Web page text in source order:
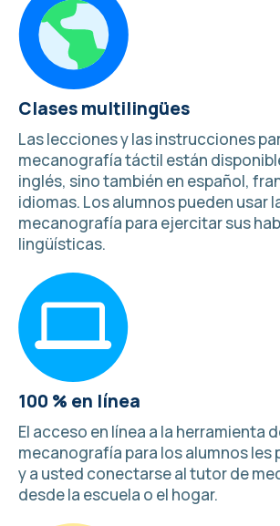
Clases multilingües
Las lecciones y lasinstrucciones
mecanografíatáctil están
inglés, sino también en español,
idiomas. Los alumnos pueden usar
mecanografía para ejercitar sus
lingüísticas.
100 % en línea
El acceso en línea a la herramienta
mecanografía para los alumnos les
y a usted conectarse al tutor de
desde la escuela o el hogar.